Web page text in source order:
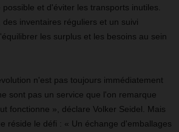
et d'éviter les transports inutiles.
inventaires réguliers et un suivi
les surplus et les besoins au sein
n'est pas toujours immédiatement
sont pas un service que l'on remarque
fonctionne », déclare Volker Seidel. Mais
réside le défi : « Un échange d'emballages